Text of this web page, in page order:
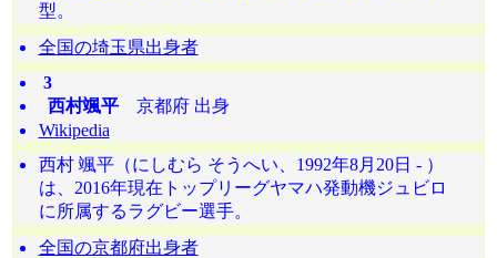
型。
全国の埼玉県出身者
3
西村颯平京都府 出身
Wikipedia
西村 颯平（にしむら そうへい、1992年8月20日 - ）
は、2016年現在トップリーグヤマハ発動機ジュビロ
に所属するラグビー選手。
全国の京都府出身者